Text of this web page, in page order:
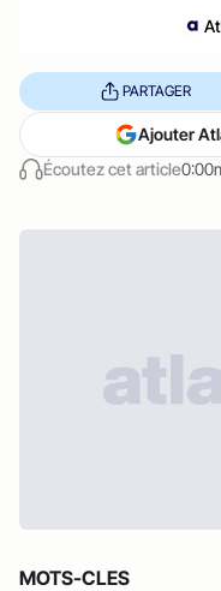
Écoutez cet article
PARTAGER
Ajouter
MOTS-CLES